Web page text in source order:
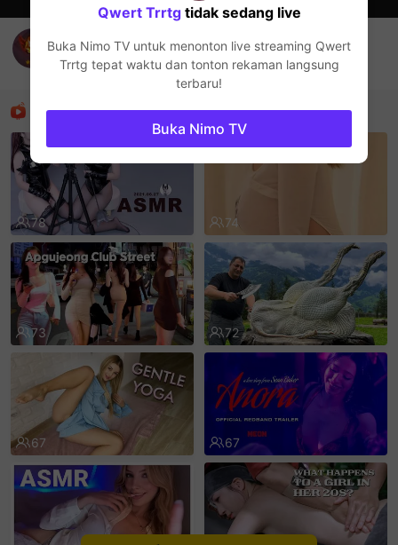
Qwert Trrtg
Live Show
Rekomendasi
78 74
73 72
67 67
Qwert Trrtgtidak sedang live
Buka Nimo TV untuk menonton live streaming Qwert
Trrtg tepat waktu dan tonton rekaman langsung
terbaru!
Buka Nimo TV
sentinelEnd